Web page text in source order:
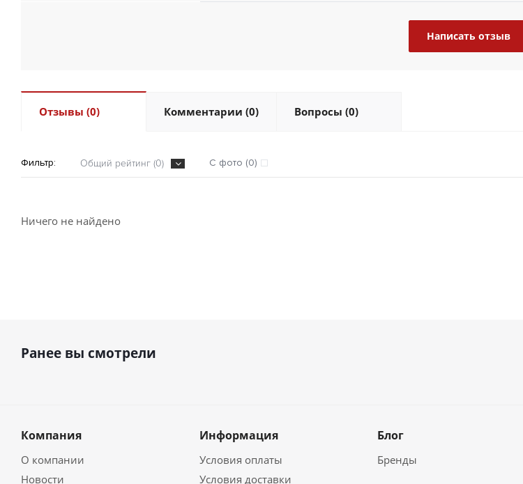
Написать отзыв
Отзывы (0) Комментарии (0) Вопросы (0)
Фильтр: Общий рейтинг (0) С фото (0)
Ничего не найдено
Ранее вы смотрели
Компания
О компании
Новости
Информация
Условия оплаты
Условия доставки
Блог
Бренды